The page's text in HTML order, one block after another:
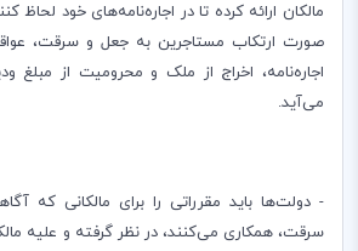
مالکان ارائه کرده تا در اجاره‌نامه‌های خود
صورت ارتکاب مستاجرین به جعل و سرقت،
اجاره‌نامه، اخراج از ملک و محرومیت از مبلغ
می‌آید.
- دولت‌ها باید مقرراتی را برای مالکانی که
سرقت، همکاری می‌کنند، در نظر گرفته و علیه